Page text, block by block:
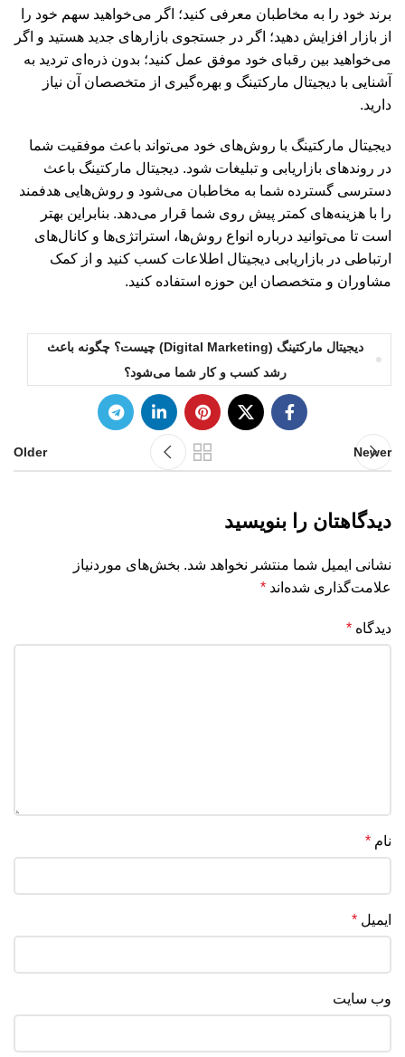
برند خود را به مخاطبان معرفی کنید؛ اگر می‌خواهید سهم خود را
از بازار افزایش دهید؛ اگر در جستجوی بازارهای جدید هستید و اگر
می‌خواهید بین رقبای خود موفق عمل کنید؛ بدون ذره‌ای تردید به
آشنایی با دیجیتال مارکتینگ و بهره‌گیری از متخصصان آن نیاز
دارید.
دیجیتال مارکتینگ با روش‌های خود می‌تواند باعث موفقیت شما
در روندهای بازاریابی و تبلیغات شود. دیجیتال مارکتینگ باعث
دسترسی گسترده شما به مخاطبان می‌شود و روش‌هایی هدفمند
را با هزینه‌های کمتر پیش روی شما قرار می‌دهد. بنابراین بهتر
است تا می‌توانید درباره انواع روش‌ها، استراتژی‌ها و کانال‌های
ارتباطی در بازاریابی دیجیتال اطلاعات کسب کنید و از کمک
مشاوران و متخصصان این حوزه استفاده کنید.
دیجیتال مارکتینگ (Digital Marketing) چیست؟ چگونه باعث
رشد کسب و کار شما می‌شود؟
Newer
Older
دیدگاهتان را بنویسید
نشانی ایمیل شما منتشر نخواهد شد. بخش‌های موردنیاز
علامت‌گذاری شده‌اند *
دیدگاه *
نام *
ایمیل *
وب‌ سایت